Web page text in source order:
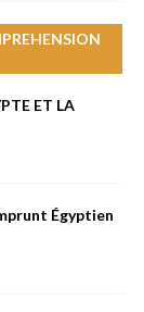
ET LA
Égyptien